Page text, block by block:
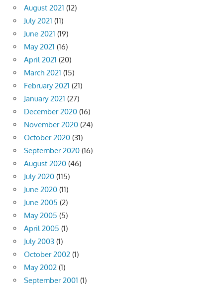
August 2021 (12)
July 2021 (11)
June 2021 (19)
May 2021 (16)
April 2021 (20)
March 2021 (15)
February 2021 (21)
January 2021 (27)
December 2020 (16)
November 2020 (24)
October 2020 (31)
September 2020 (16)
August 2020 (46)
July 2020 (115)
June 2020 (11)
June 2005 (2)
May 2005 (5)
April 2005 (1)
July 2003 (1)
October 2002 (1)
May 2002 (1)
September 2001 (1)